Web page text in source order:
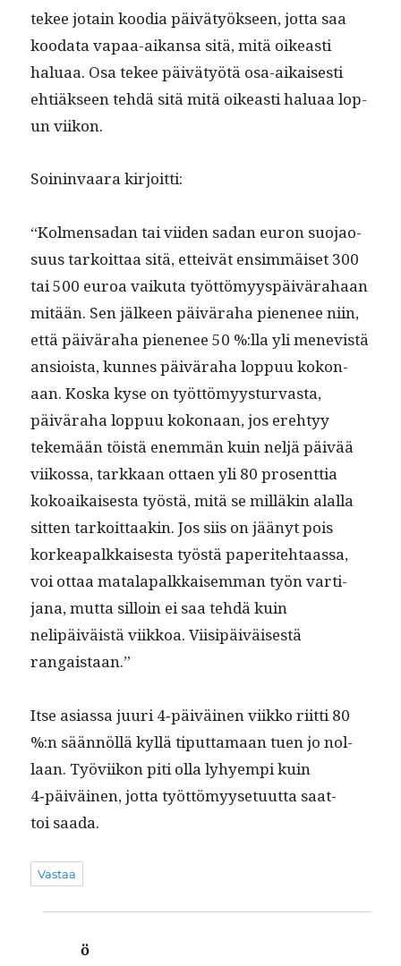
tekee jotain kood­ia päivä­työk­seen, jot­ta saa
koo­da­ta vapaa-aikansa sitä, mitä oikeasti
halu­aa. Osa tekee päivä­työtä osa-aikaises­ti
ehtiäk­seen tehdä sitä mitä oikeasti halu­aa lop­
un viikon.
Soin­in­vaara kirjoitti:
“Kol­men­sadan tai viiden sadan euron suo­jao­
su­us tarkoit­taa sitä, etteivät ensim­mäiset 300
tai 500 euroa vaiku­ta työt­tömyyspäivära­haan
mitään. Sen jäl­keen päivära­ha piene­nee niin,
että päivära­ha piene­nee 50 %:lla yli menevistä
ansioista, kunnes päivära­ha lop­puu kokon­
aan. Kos­ka kyse on työt­tömyys­tur­vas­ta,
päivära­ha lop­puu kokon­aan, jos ere­htyy
tekemään töistä enem­män kuin neljä päivää
viikos­sa, tarkkaan ottaen yli 80 pros­ent­tia
kokoaikaises­ta työstä, mitä se mil­läkin alal­la
sit­ten tarkoit­taakin. Jos siis on jäänyt pois
korkea­palkkaises­ta työstä paperite­htaas­sa,
voi ottaa mata­la­palkkaisem­man työn var­ti­
jana, mut­ta sil­loin ei saa tehdä kuin
nelipäiväistä viikkoa. Viisipäiväis­es­tä
rangaistaan.”
Itse asi­as­sa juuri 4‑päiväinen viikko riit­ti 80
%:n sään­nöl­lä kyl­lä tiput­ta­maan tuen jo nol­
laan. Työvi­ikon piti olla lyhyem­pi kuin
4‑päiväinen, jot­ta työt­tömyy­se­tu­ut­ta saat­
toi saada.
Vastaa
ö